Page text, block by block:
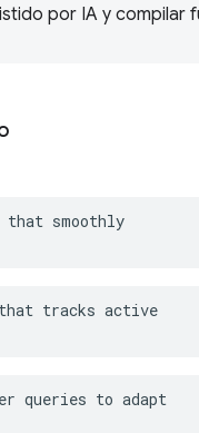
por IA y compilar
that smoothly
tracks active
queries to adapt